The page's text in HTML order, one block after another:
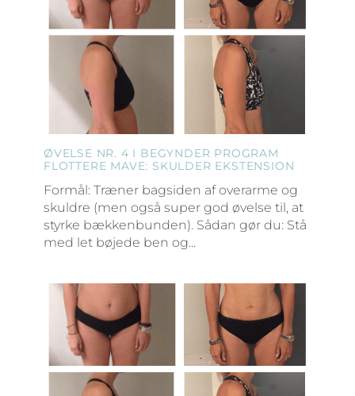
ØVELSE NR. 4 I BEGYNDER PROGRAM
FLOTTERE MAVE: SKULDER EKSTENSION
Formål: Træner bagsiden af overarme og
skuldre (men også super god øvelse til, at
styrke bækkenbunden). Sådan gør du: Stå
med let bøjede ben og...